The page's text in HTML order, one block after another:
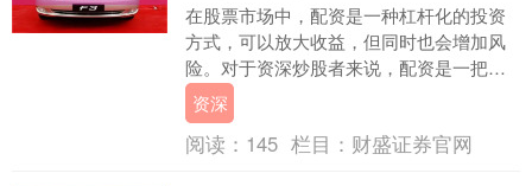
在股票市场中，配资是一种杠杆化的投资
方式，可以放大收益，但同时也会增加风
险。对于资深炒股者来说，配资是一把双
刃剑，使用得当可以大幅提升财富，但操
作不当也会带来巨....
资深
阅读： 145 栏目： 财盛证券官网